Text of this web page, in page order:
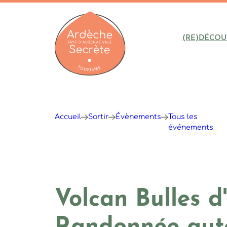
Accueil Sortir Évènements
Tous les
événements
Volcan Bulles